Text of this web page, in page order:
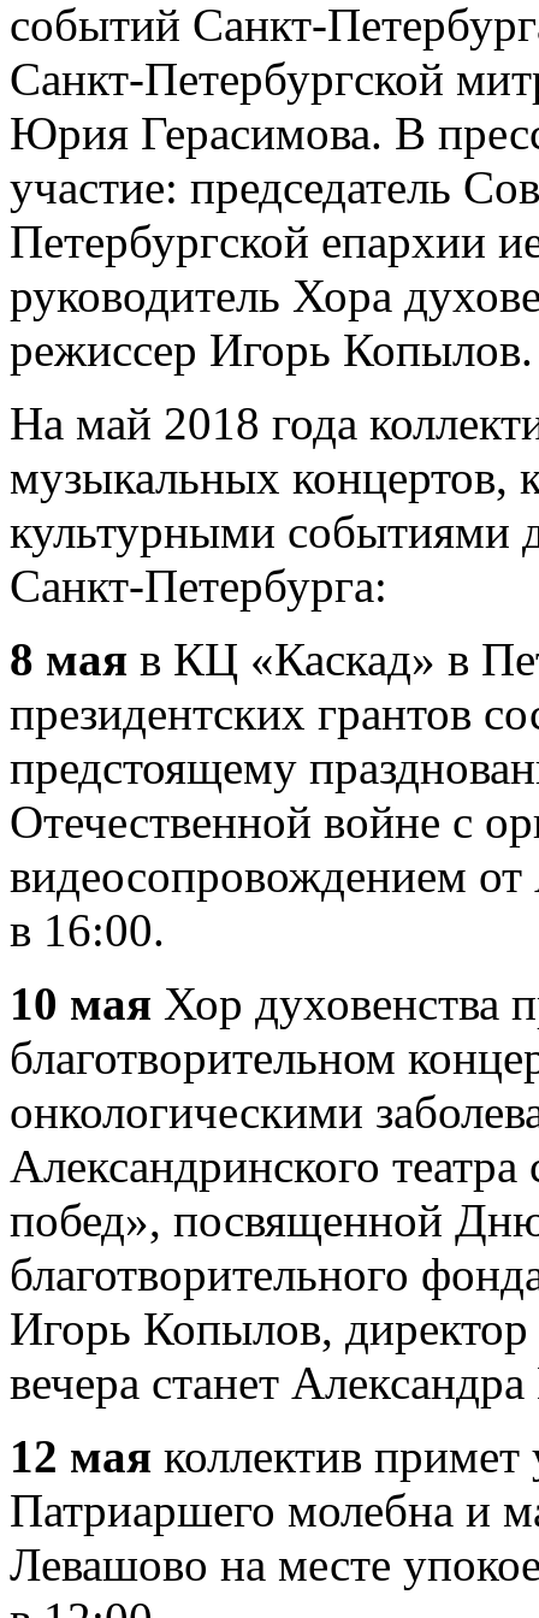
событий Санкт-
Санкт-Петербургской
Юрия Герасимова. В
участие: председатель
Петербургской епархии
руководитель Хора
режиссер Игорь Копылов.
На май 2018 года
музыкальных концертов,
культурными событиями
Санкт-Петербурга:
8 мая в КЦ «Каскад» в
президентских грантов
предстоящему
Отечественной войне с
видеосопровождением
в 16:00.
10 мая Хор духовенства
благотворительном
онкологическими
Александринского
побед», посвященной
благотворительного
Игорь Копылов,
вечера станет
12 мая коллектив
Патриаршего молебна и
Левашово на месте